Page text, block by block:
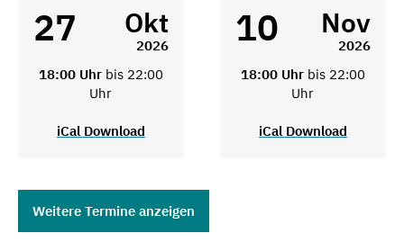
27 Okt
2026
18:00 Uhr bis 22:00
Uhr
iCal Download
10 Nov
2026
18:00 Uhr bis 22:00
Uhr
iCal Download
Weitere Termine anzeigen